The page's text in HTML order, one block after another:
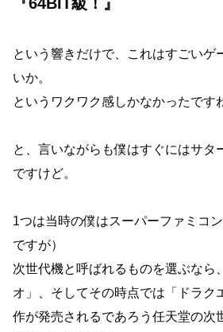
という響きだけで、これはすごいゲ
いか。
というワクワク感しかなかったです
と、言いながらも僕はすぐにはサタ
ですけど。
1つは当時の僕はスーパーファミコ
ですが）
次世代機と呼ばれるものを選ぶなら
オ」、そしてその時点では「ドラク
作が発売されるであろう任天堂の次